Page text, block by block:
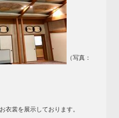
（写真：
衣裳を展示しております。